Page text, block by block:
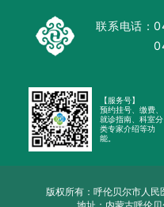
联系电话：
【服务号】
预约挂号、缴费、
就诊指南、科室分
类专家介绍等功
能。
版权所有：呼伦贝尔市人